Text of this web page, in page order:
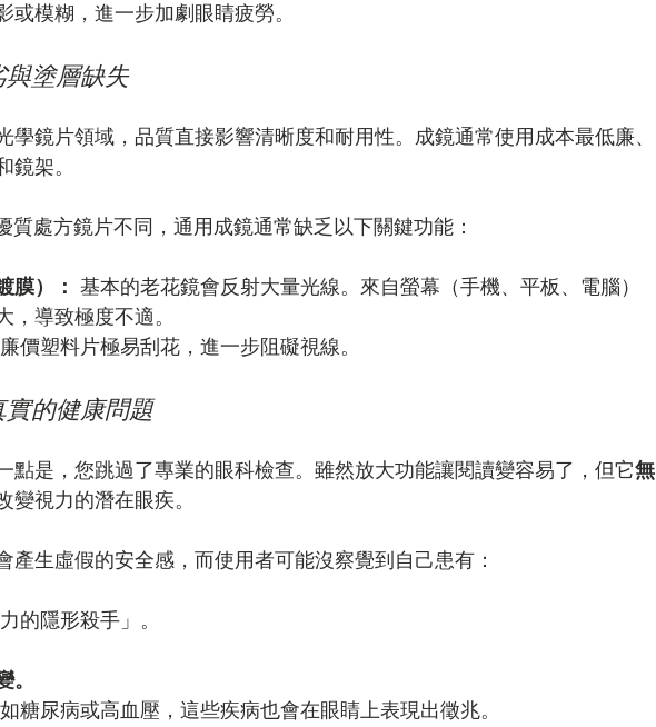
或模糊，進一步加劇眼睛疲勞。
塗層缺失
學鏡片領域，品質直接影響清晰度和耐用性。成鏡通常使用成本最低廉、
鏡架。
處方鏡片不同，通用成鏡通常缺乏以下關鍵功能：
膜）： 基本的老花鏡會反射大量光線。來自螢幕（手機、平板、電腦）
，導致極度不適。
廉價塑料片極易刮花，進一步阻礙視線。
的健康問題
點是，您跳過了專業的眼科檢查。雖然放大功能讓閱讀變容易了，但它無
變視力的潛在眼疾。
產生虛假的安全感，而使用者可能沒察覺到自己患有：
的隱形殺手」。
。
如糖尿病或高血壓，這些疾病也會在眼睛上表現出徵兆。